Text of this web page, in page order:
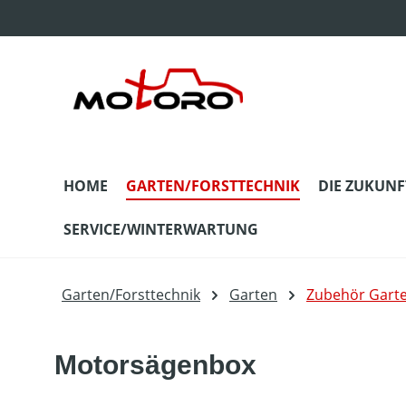
HOME GARTEN/FORSTTECHNIK DIE
SERVICE/WINTERWARTUNG
Garten/Forsttechnik Garten Zubehör
Motorsägenbox